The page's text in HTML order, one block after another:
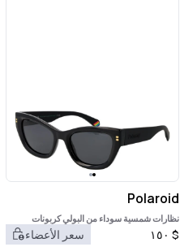
Polaroid
نظارات شمسية سوداء من البولي كربونات
$ ١٥٠ سعر الأعضاء